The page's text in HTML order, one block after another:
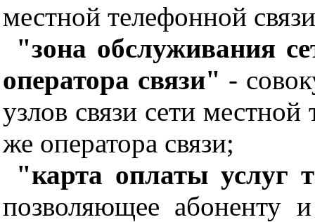
местной телефонной
"зона обслуживания
оператора связи" -
узлов связи сети
же оператора связи;
"карта оплаты услуг
позволяющее абоненту